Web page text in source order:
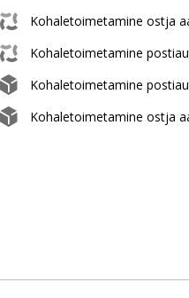
Kohaletoimetamine ostja
Kohaletoimetamine
Kohaletoimetamine
Kohaletoimetamine ostja